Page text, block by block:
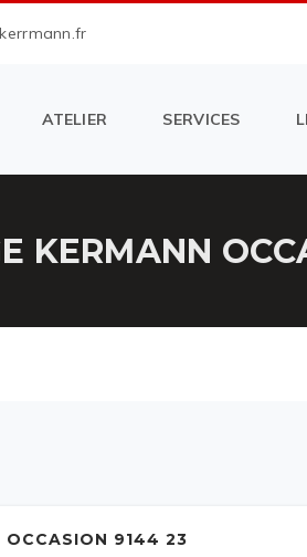
ATELIER SERVICES
KERMANN
OCCASION 9144 23